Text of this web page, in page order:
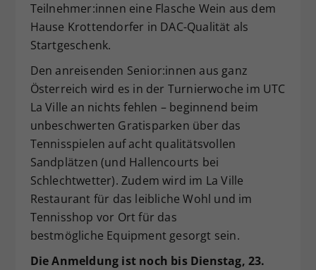
Teilnehmer:innen eine Flasche Wein aus dem
Hause Krottendorfer in DAC-Qualität als
Startgeschenk.
Den anreisenden Senior:innen aus ganz
Österreich wird es in der Turnierwoche im UTC
La Ville an nichts fehlen – beginnend beim
unbeschwerten Gratisparken über das
Tennisspielen auf acht qualitätsvollen
Sandplätzen (und Hallencourts bei
Schlechtwetter). Zudem wird im La Ville
Restaurant für das leibliche Wohl und im
Tennisshop vor Ort für das
bestmögliche Equipment gesorgt sein.
Die Anmeldung ist noch bis Dienstag, 23.